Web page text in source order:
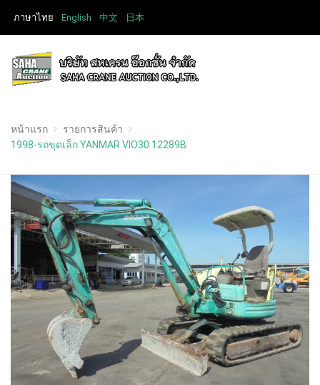
ภาษาไทย English 中文 日本
หน้าแรก
รายการสินค้า
1998-รถขุดเล็ก YANMAR VIO30 12289B